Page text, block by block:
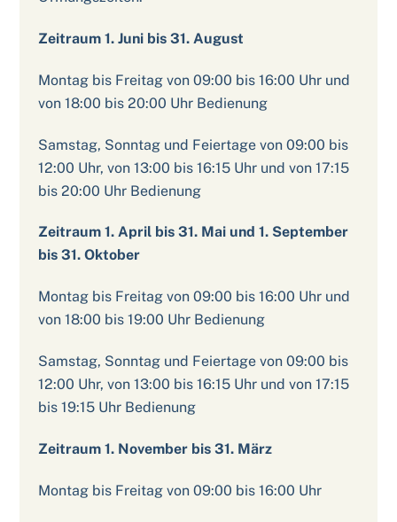
Zeitraum 1. Juni bis 31. August
Montag bis Freitag von 09:00 bis 16:00 Uhr und
von 18:00 bis 20:00 Uhr Bedienung
Samstag, Sonntag und Feiertage von 09:00 bis
12:00 Uhr, von 13:00 bis 16:15 Uhr und von 17:15
bis 20:00 Uhr Bedienung
Zeitraum 1. April bis 31. Mai und 1. September
bis 31. Oktober
Montag bis Freitag von 09:00 bis 16:00 Uhr und
von 18:00 bis 19:00 Uhr Bedienung
Samstag, Sonntag und Feiertage von 09:00 bis
12:00 Uhr, von 13:00 bis 16:15 Uhr und von 17:15
bis 19:15 Uhr Bedienung
Zeitraum 1. November bis 31. März
Montag bis Freitag von 09:00 bis 16:00 Uhr